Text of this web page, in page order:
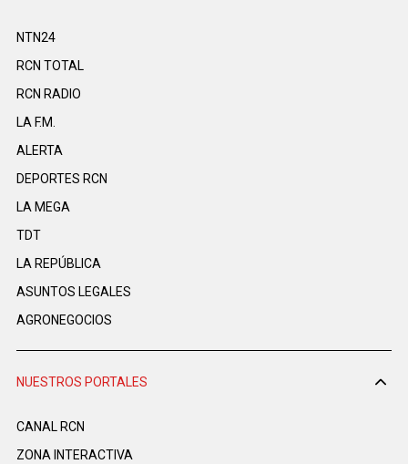
NTN24
RCN TOTAL
RCN RADIO
LA F.M.
ALERTA
DEPORTES RCN
LA MEGA
TDT
LA REPÚBLICA
ASUNTOS LEGALES
AGRONEGOCIOS
NUESTROS PORTALES
CANAL RCN
ZONA INTERACTIVA